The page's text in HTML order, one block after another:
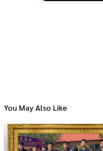
You May Also Like